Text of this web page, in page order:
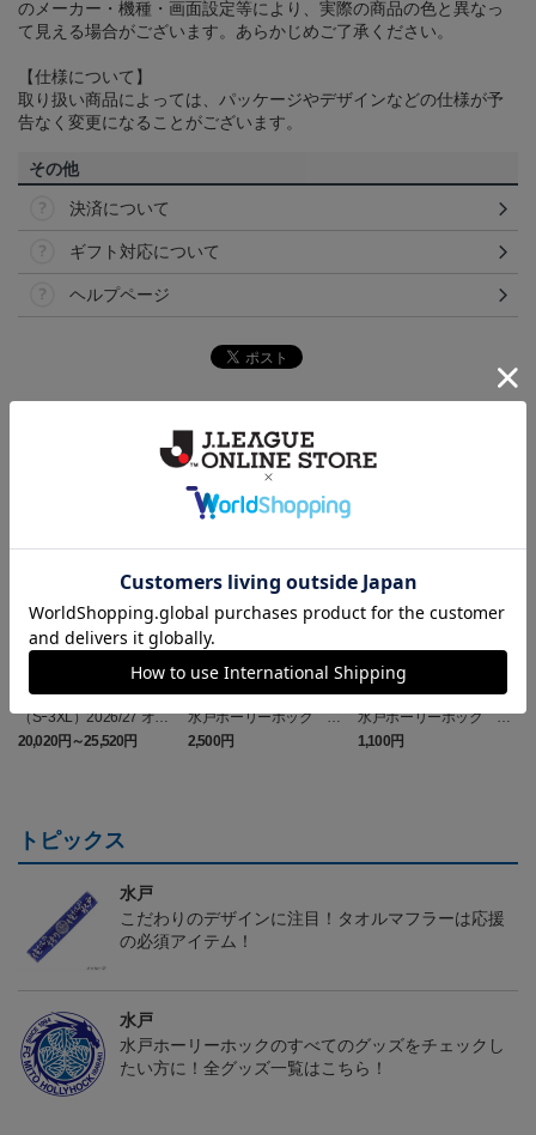
のメーカー・機種・画面設定等により、実際の商品の色と異なっ
て見える場合がございます。あらかじめご了承ください。
【仕様について】
取り扱い商品によっては、パッケージやデザインなどの仕様が予
告なく変更になることがございます。
その他
決済について
ギフト対応について
ヘルプページ
（Sｰ3XL）2026/27 オー
センティックユニフォー
ム FP 1st
20,020円～25,520円
水戸ホーリーホック ボ
ーマンダ タオルマフラー
2,500円
水戸ホーリーホック ボ
ーマンダ キーホルダー
1,100円
トピックス
水戸
こだわりのデザインに注目！タオルマフラーは応援
の必須アイテム！
水戸
水戸ホーリーホックのすべてのグッズをチェックし
たい方に！全グッズ一覧はこちら！